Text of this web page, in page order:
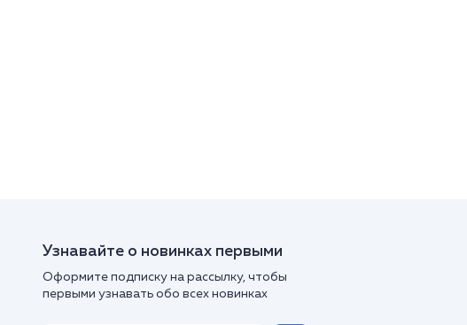
Узнавайте о новинках первыми
Оформите подписку на рассылку, чтобы
первыми узнавать обо всех новинках